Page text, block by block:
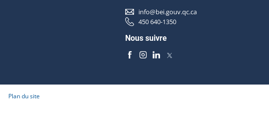
info@bei.gouv.qc.ca
450 640-1350
Nous suivre
Plan du site